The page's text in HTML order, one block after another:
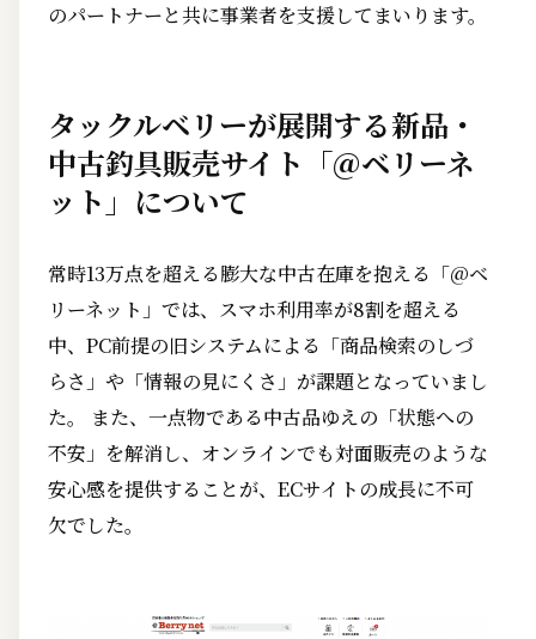
のパートナーと共に事業者を支援してまいります。
タックルベリーが展開する新品・
中古釣具販売サイト「＠ベリーネ
ット」について
常時13万点を超える膨大な中古在庫を抱える「@ベ
リーネット」では、スマホ利用率が8割を超える
中、PC前提の旧システムによる「商品検索のしづ
らさ」や「情報の見にくさ」が課題となっていまし
た。 また、一点物である中古品ゆえの「状態への
不安」を解消し、オンラインでも対面販売のような
安心感を提供することが、ECサイトの成長に不可
欠でした。